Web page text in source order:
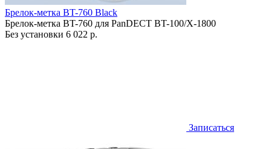
Брелок-метка BT-760 Black
Брелок-метка BT-760 для PanDECT BT-100/X-1800
Без установки 6 022 р.
Записаться